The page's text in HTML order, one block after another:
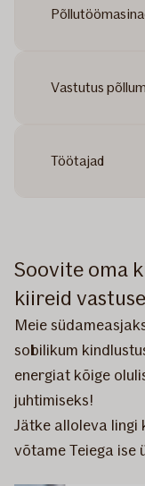
Vastutus
Töötajad
Soovite oma
kiireid
Meie
sobilikum
energiat kõige
juhtimiseks!
Jätke alloleva lingi
võtame Teiega ise